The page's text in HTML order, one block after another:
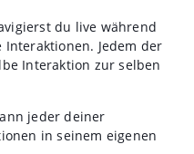
du live während
Jedem der
Interaktion zur selben
jeder deiner
in seinem eigenen